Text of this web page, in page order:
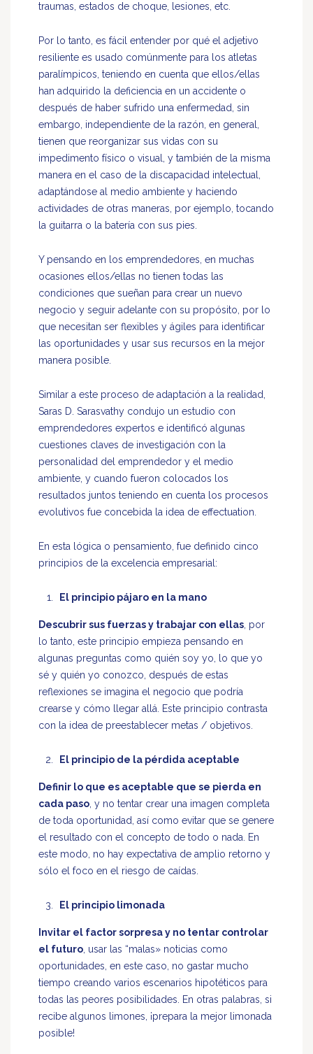
traumas, estados de choque, lesiones, etc.
Por lo tanto, es fácil entender por qué el adjetivo
resiliente es usado comúnmente para los atletas
paralímpicos, teniendo en cuenta que ellos/ellas
han adquirido la deficiencia en un accidente o
después de haber sufrido una enfermedad, sin
embargo, independiente de la razón, en general,
tienen que reorganizar sus vidas con su
impedimento físico o visual, y también de la misma
manera en el caso de la discapacidad intelectual,
adaptándose al medio ambiente y haciendo
actividades de otras maneras, por ejemplo, tocando
la guitarra o la batería con sus pies.
Y pensando en los emprendedores, en muchas
ocasiones ellos/ellas no tienen todas las
condiciones que sueñan para crear un nuevo
negocio y seguir adelante con su propósito, por lo
que necesitan ser flexibles y ágiles para identificar
las oportunidades y usar sus recursos en la mejor
manera posible.
Similar a este proceso de adaptación a la realidad,
Saras D. Sarasvathy condujo un estudio con
emprendedores expertos e identificó algunas
cuestiones claves de investigación con la
personalidad del emprendedor y el medio
ambiente, y cuando fueron colocados los
resultados juntos teniendo en cuenta los procesos
evolutivos fue concebida la idea de effectuation.
En esta lógica o pensamiento, fue definido cinco
principios de la excelencia empresarial:
El principio pájaro en la mano
Descubrir sus fuerzas y trabajar con ellas , por
lo tanto, este principio empieza pensando en
algunas preguntas como quién soy yo, lo que yo
sé y quién yo conozco, después de estas
reflexiones se imagina el negocio que podría
crearse y cómo llegar allá. Este principio contrasta
con la idea de preestablecer metas / objetivos.
El principio de la pérdida aceptable
Definir lo que es aceptable que se pierda en
cada paso , y no tentar crear una imagen completa
de toda oportunidad, así como evitar que se genere
el resultado con el concepto de todo o nada. En
este modo, no hay expectativa de amplio retorno y
sólo el foco en el riesgo de caídas.
El principio limonada
Invitar el factor sorpresa y no tentar controlar
el futuro , usar las “malas» noticias como
oportunidades, en este caso, no gastar mucho
tiempo creando varios escenarios hipotéticos para
todas las peores posibilidades. En otras palabras, si
recibe algunos limones, ¡prepara la mejor limonada
posible!